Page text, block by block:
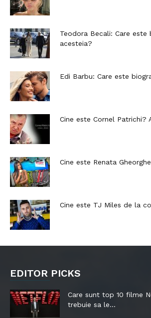
Teodora Becali: Care este
acesteia?
Edi Barbu: Care este
Cine este Cornel Patrichi?
Cine este Renata
Cine este TJ Miles de la
EDITOR PICKS
Care sunt top 10 filme
trebuie sa le...